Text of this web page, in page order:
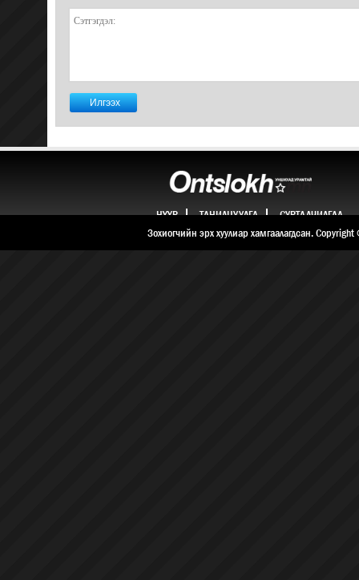
НҮҮР ТАНИЛЦУУЛГА СУРТАЛЧИЛГАА
ХОЛБОО БАРИХ
Зохиогчийн эрх хуулиар хамгаалагдсан.